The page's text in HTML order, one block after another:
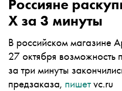
Россияне
X за 3 минуты
В российском магазине
27 октября возможность
за три минуты
предзаказа, пишетvc.ru